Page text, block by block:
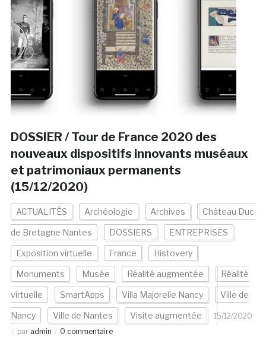
DOSSIER / Tour de France 2020 des
nouveaux dispositifs innovants muséaux
et patrimoniaux permanents
(15/12/2020)
ACTUALITÉS Archéologie Archives Château Duc
de Bretagne Nantes DOSSIERS ENTREPRISES
Exposition virtuelle France Histovery
Monuments Musée Réalité augmentée Réalité
virtuelle SmartApps Villa Majorelle Nancy Ville de
Nancy Ville de Nantes Visite augmentée
15/12/2020
par admin 0 commentaire